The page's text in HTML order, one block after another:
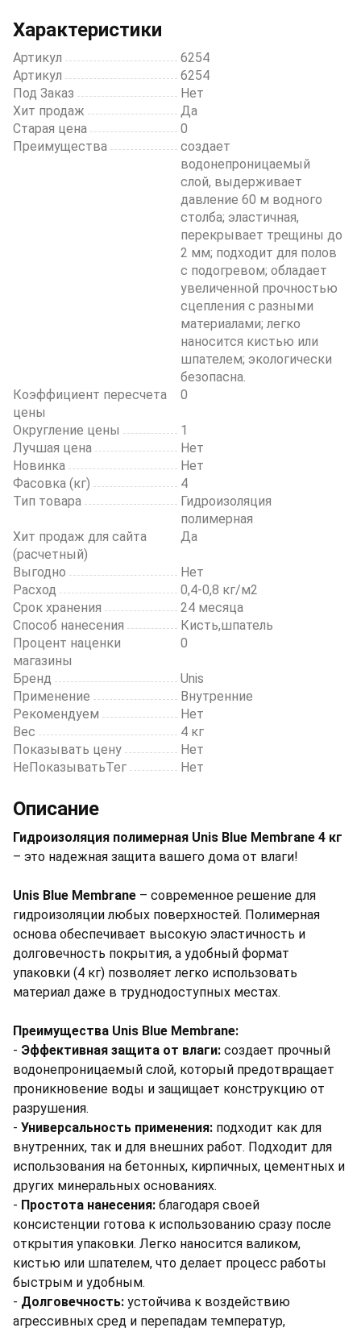
20
Характеристики
Артикул
6254
Артикул
6254
Под Заказ
Нет
Хит продаж
Да
Старая цена
0
Преимущества
создает
водонепроницаемый
слой, выдерживает
давление 60 м водного
столба; эластичная,
перекрывает трещины до
2 мм; подходит для полов
с подогревом; обладает
увеличенной прочностью
сцепления с разными
материалами; легко
наносится кистью или
шпателем; экологически
безопасна.
Коэффициент пересчета
цены
0
Округление цены
1
Лучшая цена
Нет
Новинка
Нет
Фасовка (кг)
4
Тип товара
Гидроизоляция
полимерная
Хит продаж для сайта
(расчетный)
Да
Выгодно
Нет
Расход
0,4-0,8 кг/м2
Срок хранения
24 месяца
Способ нанесения
Кисть,шпатель
Процент наценки
магазины
0
Бренд
Unis
Применение
Внутренние
Рекомендуем
Нет
Вес
4 кг
Показывать цену
Нет
НеПоказыватьТег
Нет
Описание
Гидроизоляция полимерная Unis Blue Membrane 4 кг
– это надежная защита вашего дома от влаги!
Unis Blue Membrane – современное решение для
гидроизоляции любых поверхностей. Полимерная
основа обеспечивает высокую эластичность и
долговечность покрытия, а удобный формат
упаковки (4 кг) позволяет легко использовать
материал даже в труднодоступных местах.
Преимущества Unis Blue Membrane:
- Эффективная защита от влаги: создает прочный
водонепроницаемый слой, который предотвращает
проникновение воды и защищает конструкцию от
разрушения.
- Универсальность применения: подходит как для
внутренних, так и для внешних работ. Подходит для
использования на бетонных, кирпичных, цементных и
других минеральных основаниях.
- Простота нанесения: благодаря своей
консистенции готова к использованию сразу после
открытия упаковки. Легко наносится валиком,
кистью или шпателем, что делает процесс работы
быстрым и удобным.
- Долговечность: устойчива к воздействию
агрессивных сред и перепадам температур,